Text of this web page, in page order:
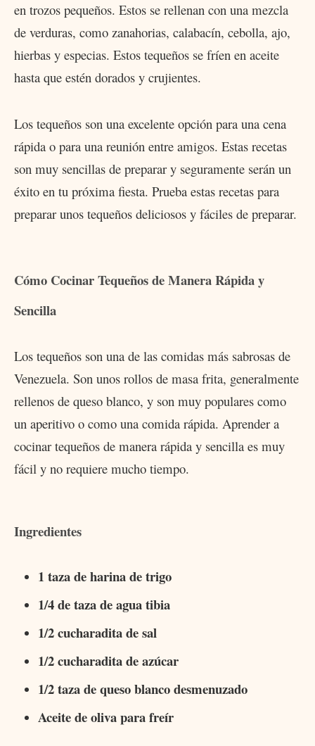
en trozos pequeños. Estos se rellenan con una mezcla
de verduras, como zanahorias, calabacín, cebolla, ajo,
hierbas y especias. Estos tequeños se fríen en aceite
hasta que estén dorados y crujientes.
Los tequeños son una excelente opción para una cena
rápida o para una reunión entre amigos. Estas recetas
son muy sencillas de preparar y seguramente serán un
éxito en tu próxima fiesta. Prueba estas recetas para
preparar unos tequeños deliciosos y fáciles de preparar.
Cómo Cocinar Tequeños de Manera Rápida y
Sencilla
Los tequeños son una de las comidas más sabrosas de
Venezuela. Son unos rollos de masa frita, generalmente
rellenos de queso blanco, y son muy populares como
un aperitivo o como una comida rápida. Aprender a
cocinar tequeños de manera rápida y sencilla es muy
fácil y no requiere mucho tiempo.
Ingredientes
1 taza de harina de trigo
1/4 de taza de agua tibia
1/2 cucharadita de sal
1/2 cucharadita de azúcar
1/2 taza de queso blanco desmenuzado
Aceite de oliva para freír